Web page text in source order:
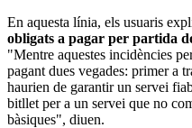
En aquesta línia, els usuaris
obligats a pagar per partida
"Mentre aquestes incidències
pagant dues vegades: primer a
haurien de garantir un servei
bitllet per a un servei que no
bàsiques", diuen.